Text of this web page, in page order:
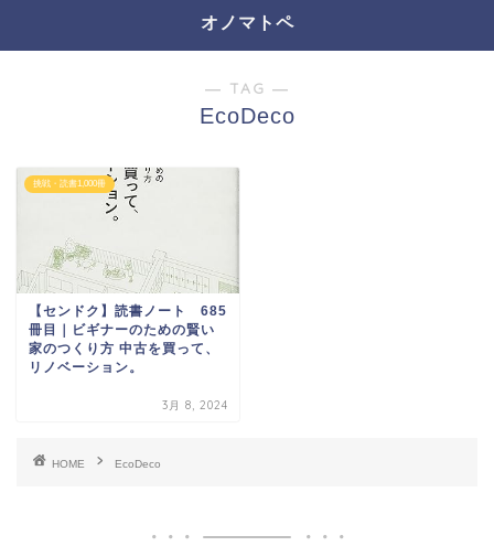
オノマトペ
― TAG ―
EcoDeco
挑戦・読書1,000冊
【センドク】読書ノート 685
冊目｜ビギナーのための賢い
家のつくり方 中古を買って、
リノベーション。
3月 8, 2024
HOME EcoDeco